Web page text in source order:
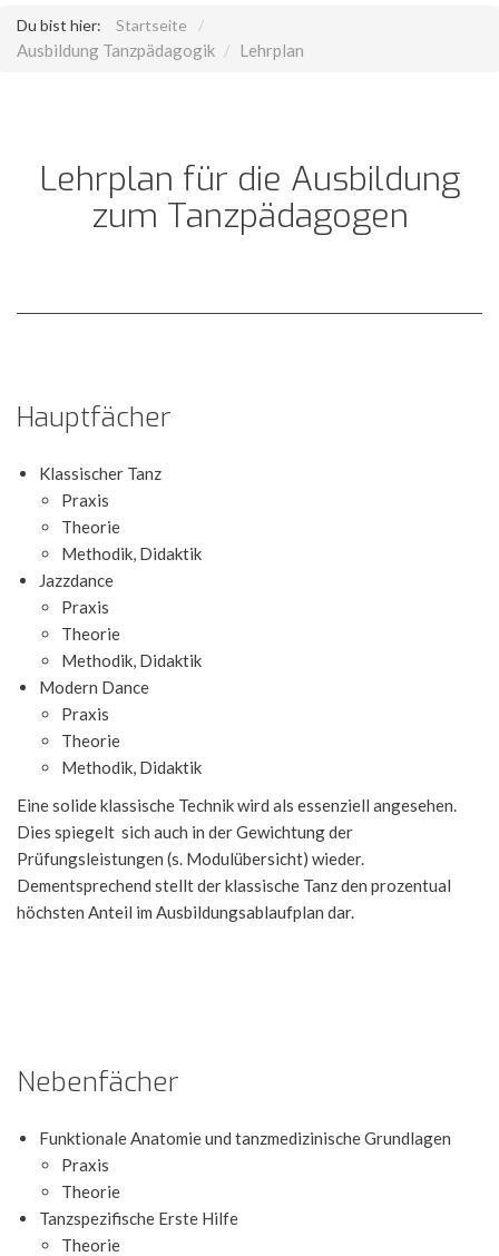
Du bist hier: Startseite
Ausbildung Tanzpädagogik Lehrplan
Lehrplan für die Ausbildung
zum Tanzpädagogen
Hauptfächer
Klassischer Tanz
Praxis
Theorie
Methodik, Didaktik
Jazzdance
Praxis
Theorie
Methodik, Didaktik
Modern Dance
Praxis
Theorie
Methodik, Didaktik
Eine solide klassische Technik wird als essenziell angesehen.
Dies spiegelt sich auch in der Gewichtung der
Prüfungsleistungen (s. Modulübersicht) wieder.
Dementsprechend stellt der klassische Tanz den prozentual
höchsten Anteil im Ausbildungsablaufplan dar.
Nebenfächer
Funktionale Anatomie und tanzmedizinische Grundlagen
Praxis
Theorie
Tanzspezifische Erste Hilfe
Theorie